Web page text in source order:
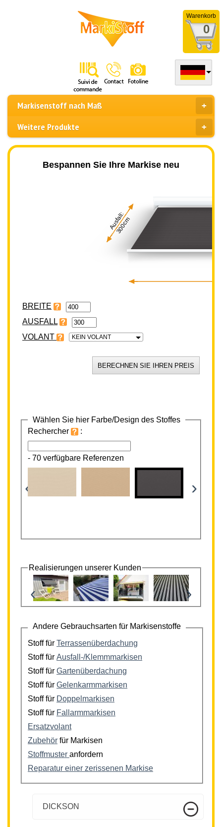
Warenkorb
0
Markisenstoff nach Maß
Weitere Produkte
Bespannen Sie Ihre Markise neu
Ausfall:
300cm
BREITE
VOLANT KEIN VOLANT
Wählen Sie hier Farbe/Design des Stoffes
Rechercher
:
- 70 verfügbare Referenzen
‹ ›
Realisierungen unserer Kunden
‹ ›
Andere Gebrauchsarten für Markisenstoffe
Stoff für Terrassenüberdachung
Stoff für Ausfall-/Klemmmarkisen
Stoff für Gartenüberdachung
Stoff für Gelenkarmmarkisen
Stoff für Doppelmarkisen
Stoff für Fallarmmarkisen
Ersatzvolant
Zubehör für Markisen
Stoffmuster anfordern
Reparatur einer zerissenen Markise
DICKSON